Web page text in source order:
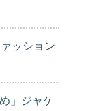
ッション
」ジャケ